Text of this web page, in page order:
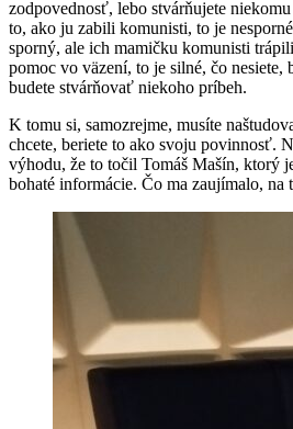
zodpovednosť, lebo stvárňujete
to, ako ju zabili komunisti, to je
sporný, ale ich mamičku komunisti
pomoc vo väzení, to je silné, čo nesiete,
budete stvárňovať niekoho príbeh.
K tomu si, samozrejme, musíte
chcete, beriete to ako svoju povinnosť.
výhodu, že to točil Tomáš Mašín, ktorý
bohaté informácie. Čo ma zaujímalo,